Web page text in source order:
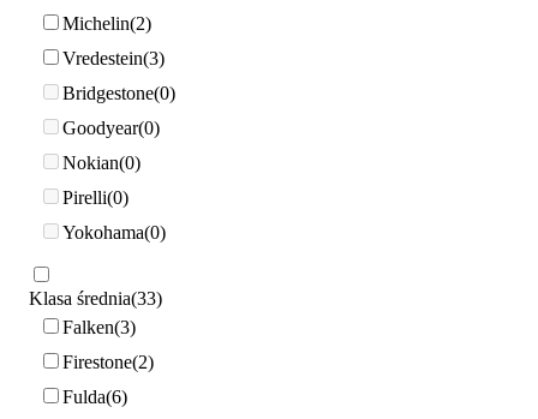
Michelin 2
Vredestein 3
Bridgestone 0
Goodyear 0
Nokian 0
Pirelli 0
Yokohama 0
Klasa średnia 33
Falken 3
Firestone 2
Fulda 6